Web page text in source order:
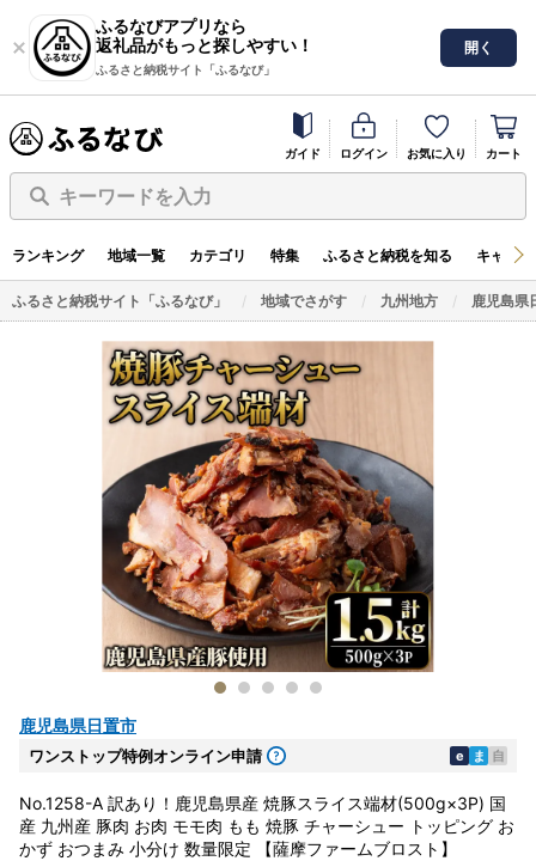
ふるなびアプリなら
返礼品がもっと探しやすい！
ふるさと納税サイト「ふるなび」
開く
ガイド ログイン お気に入り カート
キーワードを入力
ランキング 地域一覧 カテゴリ 特集 ふるさと納税を知る キャン
ふるさと納税サイト「ふるなび」 地域でさがす 九州地方 鹿児島県
鹿児島県日置市
ワンストップ特例オンライン申請 e ま 自
No.1258-A 訳あり！鹿児島県産 焼豚スライス端材(500g×3P) 国
産 九州産 豚肉 お肉 モモ肉 もも 焼豚 チャーシュー トッピング お
かず おつまみ 小分け 数量限定 【薩摩ファームブロスト】